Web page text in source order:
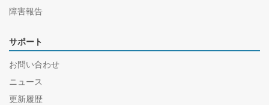
障害報告
サポート
お問い合わせ
ニュース
更新履歴